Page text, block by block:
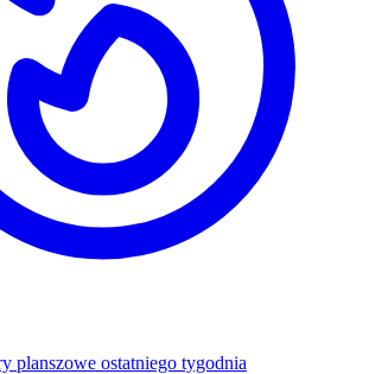
planszowe ostatniego tygodnia